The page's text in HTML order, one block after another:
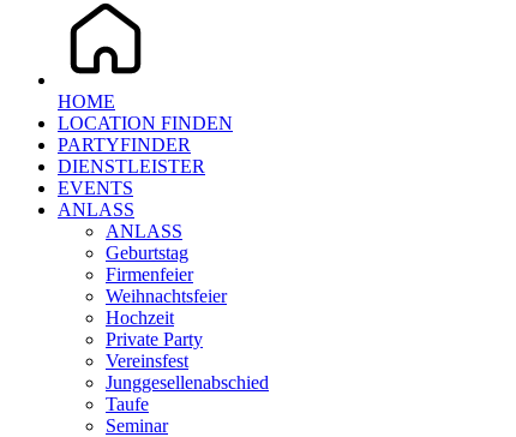
HOME
LOCATION FINDEN
PARTYFINDER
DIENSTLEISTER
EVENTS
ANLASS
ANLASS
Geburtstag
Firmenfeier
Weihnachtsfeier
Hochzeit
Private Party
Vereinsfest
Junggesellenabschied
Taufe
Seminar